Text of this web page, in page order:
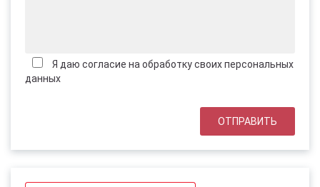
Я даю согласие на обработку своих персональных
данных